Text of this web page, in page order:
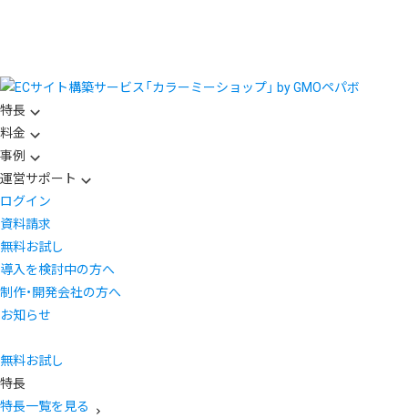
特長
料金
事例
運営サポート
ログイン
資料請求
無料お試し
導入を検討中の方へ
制作・開発会社の方へ
お知らせ
無料お試し
特長
特長一覧を見る